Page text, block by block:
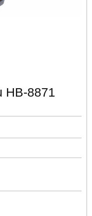
HB-8871